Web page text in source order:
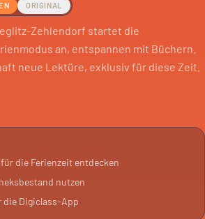
ORIGINAL
Zehlendorf startet die
an, entspannen mit Büchern.
neue Lektüre, exklusiv für diese Zeit.
auch bereit. Von Fantasy über Krimi bis
des Angebots.
zwischen 6 und 13 Jahren. Anmelden
und der Stadtteilbibliothek Lankwitz.
die Ferienzeit entdecken
nutzen
die Digiclass-App